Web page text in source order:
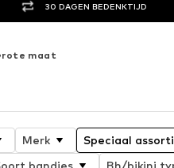
30 DAGEN BEDENKTIJD
maat
Merk Speciaal
bandjes Bh/bikini